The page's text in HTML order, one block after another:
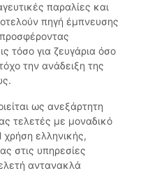
παραλίες και
πηγή έμπνευσης
τόσο για ζευγάρια όσο
την ανάδειξη της
ως ανεξάρτητη
τελετές με μοναδικό
ελληνικής,
στις υπηρεσίες
αντανακλά